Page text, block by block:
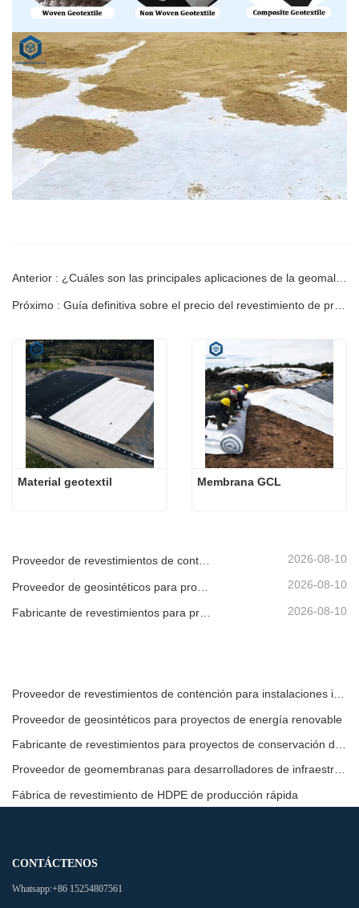
Material geotextil Membrana GCL
Proveedor de revestimientos de contención para instalaciones industriales 2026-08-10
2026-08-10
2026-08-10
Proveedor de revestimientos de contención para instalaciones industriales
Proveedor de geosintéticos para proyectos de energía renovable
Proveedor de geomembranas para desarrolladores de infraestructura
Fábrica de revestimiento de HDPE de producción rápida
CONTÁCTENOS
Whatsapp:+86 15254807561